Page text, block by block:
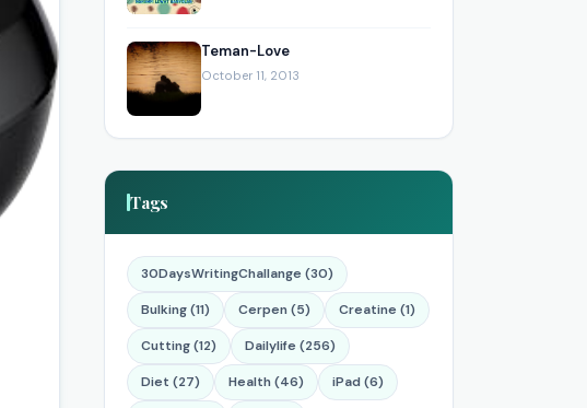
Teman-Love
October 11, 2013
Tags
30DaysWritingChallange (30)
Bulking (11) Cerpen (5) Creatine (1)
Cutting (12) Dailylife (256)
Diet (27) Health (46) iPad (6)